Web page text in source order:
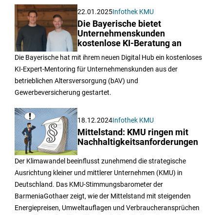
22.01.2025Infothek KMU
Die Bayerische bietet
Unternehmenskunden
kostenlose KI-Beratung an
Die Bayerische hat mit ihrem neuen Digital Hub ein kostenloses
KI-Expert-Mentoring für Unternehmenskunden aus der
betrieblichen Altersversorgung (bAV) und
Gewerbeversicherung gestartet.
18.12.2024Infothek KMU
Mittelstand: KMU ringen mit
Nachhaltigkeitsanforderungen
Der Klimawandel beeinflusst zunehmend die strategische
Ausrichtung kleiner und mittlerer Unternehmen (KMU) in
Deutschland. Das KMU-Stimmungsbarometer der
BarmeniaGothaer zeigt, wie der Mittelstand mit steigenden
Energiepreisen, Umweltauflagen und Verbraucheransprüchen